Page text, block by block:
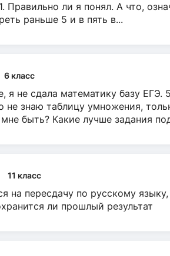
Правильно ли я понял. А что,
раньше 5 и в пять в...
6 класс
я не сдала математику базу
не знаю таблицу умножения,
быть? Какие лучше задания
11 класс
на пересдачу по русскому
ли прошлый результат